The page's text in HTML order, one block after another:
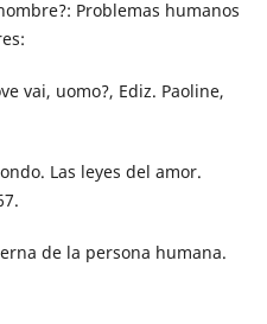
Problemas humanos
vai, uomo?, Ediz. Paoline,
Las leyes del amor.
de la persona humana.